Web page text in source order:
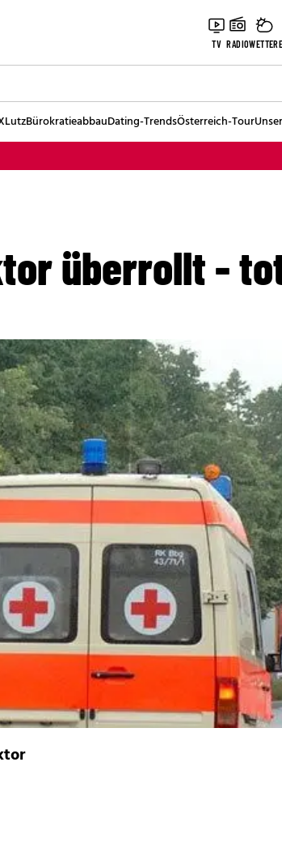
TV RADIOWETTER
BürokratieabbauDating-TrendsÖsterreich-Tour
überrollt -